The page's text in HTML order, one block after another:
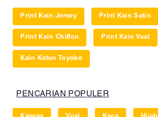
Print Kain Jersey Print Kain Satin
Print Kain Chiffon Print Kain Voal
Kain Katun Toyobo
PENCARIAN POPULER